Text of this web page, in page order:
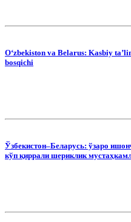
O‘zbekiston va Belarus: Kasbiy
bosqichi
Ўзбекистон–Беларусь: ўзаро
кўп қиррали шериклик